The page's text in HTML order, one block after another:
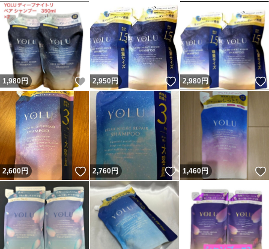
1,980円 いいね！
2,950 円 いいね！
2,980 円
2,600円 いいね！
2,760円 いいね！
1,460円